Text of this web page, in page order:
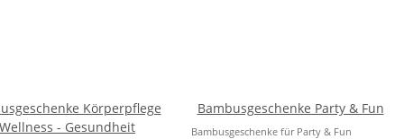
Körperpflege
- Gesundheit
Bambusgeschenke Party & Fun
Bambusgeschenke für Party & Fun